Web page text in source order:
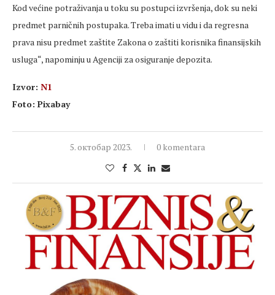
Kod većine potraživanja u toku su postupci izvršenja, dok su neki
predmet parničnih postupaka. Treba imati u vidu i da regresna
prava nisu predmet zaštite Zakona o zaštiti korisnika finansijskih
usluga“, napominju u Agenciji za osiguranje depozita.
Izvor: N1
Foto: Pixabay
5. октобар 2023. 0 komentara